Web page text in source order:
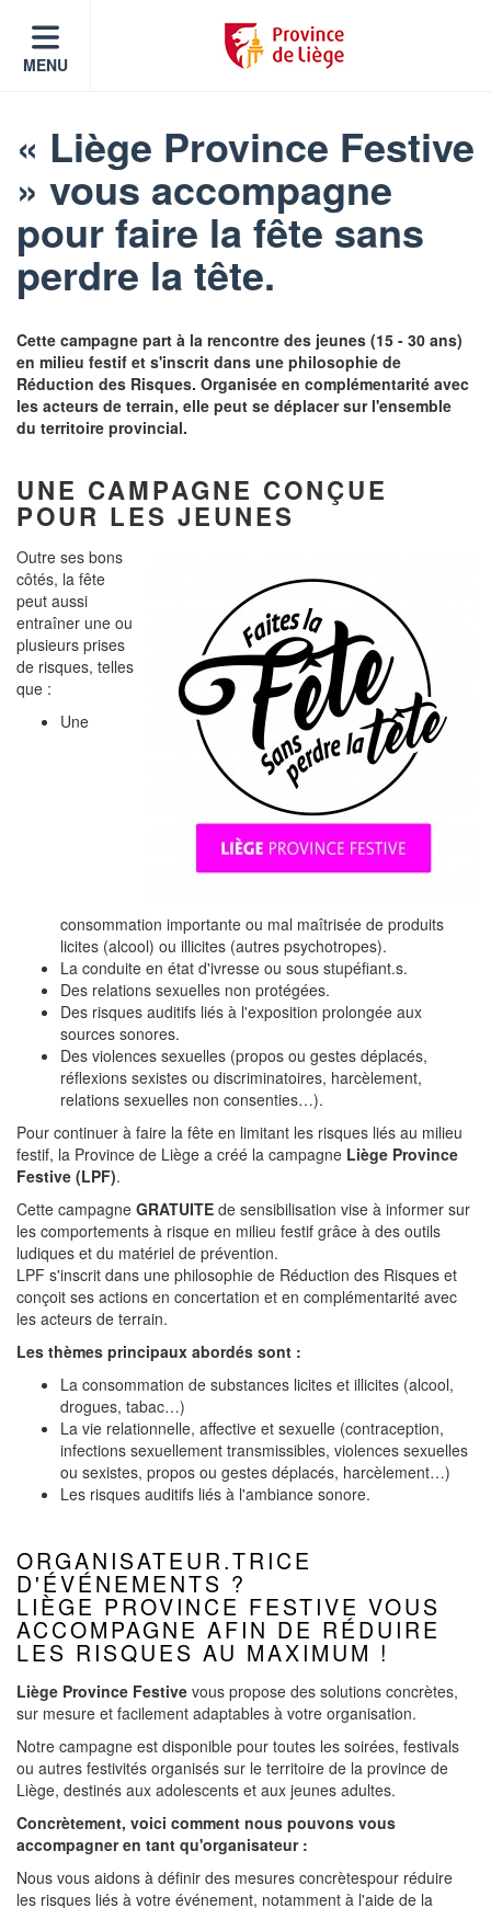
MENU
« Liège Province Festive
» vous accompagne
pour faire la fête sans
perdre la tête.
Cette campagne part à la rencontre des jeunes (15 - 30 ans)
en milieu festif et s'inscrit dans une philosophie de
Réduction des Risques. Organisée en complémentarité avec
les acteurs de terrain, elle peut se déplacer sur l'ensemble
du territoire provincial.
UNE CAMPAGNE CONÇUE
POUR LES JEUNES
Outre ses bons
côtés, la fête
peut aussi
entraîner une ou
plusieurs prises
de risques, telles
que :
Une
consommation importante ou mal maîtrisée de produits
licites (alcool) ou illicites (autres psychotropes).
La conduite en état d'ivresse ou sous stupéfiant.s.
Des relations sexuelles non protégées.
Des risques auditifs liés à l'exposition prolongée aux
sources sonores.
Des violences sexuelles (propos ou gestes déplacés,
réflexions sexistes ou discriminatoires, harcèlement,
relations sexuelles non consenties…).
Pour continuer à faire la fête en limitant les risques liés au milieu
festif, la Province de Liège a créé la campagne Liège Province
Festive (LPF).
Cette campagne GRATUITE de sensibilisation vise à informer sur
les comportements à risque en milieu festif grâce à des outils
ludiques et du matériel de prévention.
LPF s'inscrit dans une philosophie de Réduction des Risques et
conçoit ses actions en concertation et en complémentarité avec
les acteurs de terrain.
Les thèmes principaux abordés sont :
La consommation de substances licites et illicites (alcool,
drogues, tabac…)
La vie relationnelle, affective et sexuelle (contraception,
infections sexuellement transmissibles, violences sexuelles
ou sexistes, propos ou gestes déplacés, harcèlement…)
Les risques auditifs liés à l'ambiance sonore.
ORGANISATEUR.TRICE
D'ÉVÉNEMENTS ?
LIÈGE PROVINCE FESTIVE VOUS
ACCOMPAGNE AFIN DE RÉDUIRE
LES RISQUES AU MAXIMUM !
Liège Province Festive vous propose des solutions concrètes,
sur mesure et facilement adaptables à votre organisation.
Notre campagne est disponible pour toutes les soirées, festivals
ou autres festivités organisés sur le territoire de la province de
Liège, destinés aux adolescents et aux jeunes adultes.
Concrètement, voici comment nous pouvons vous
accompagner en tant qu'organisateur :
Nous vous aidons à définir des mesures concrètespour réduire
les risques liés à votre événement, notamment à l'aide de la